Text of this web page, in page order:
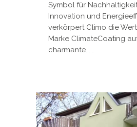
Symbol für
Innovation und
verkörpert Climo die
Marke ClimateCoating
charmante......